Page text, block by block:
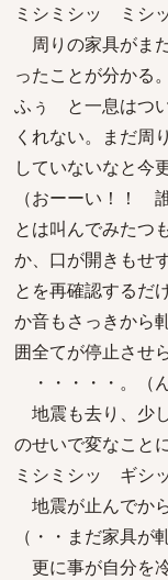
ミシミシッ ミシ
周りの家具がま
ったことが分かる。
ふぅ と一息はつ
くれない。まだ周
していないなと今
（おーーい！！
とは叫んでみたつ
か、口が開きも
とを再確認するだ
か音もさっきから
囲全てが停止させ
・・・・・。（
地震も去り、少
のせいで変なこと
ミシミシッ ギシ
地震が止んでか
（・・まだ家具が
更に事が自分を